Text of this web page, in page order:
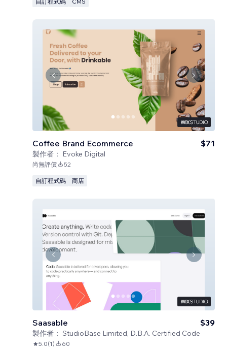
Coffee Brand Ecommerce
製作者： Evoke Digital
$71
尚無評價 52
自訂程式碼 商店
Saasable
製作者： StudioBase Limited, D.B.A. Certified Code
$39
5.0(1) 60